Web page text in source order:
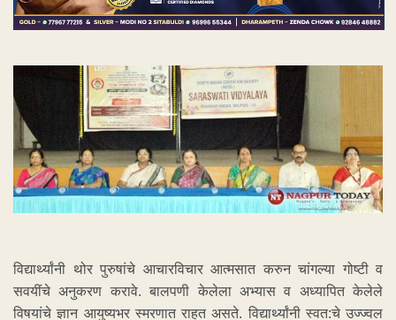
विद्यार्थ्यांनी थोर पुरुषांचे आचारविचार आत्मसात करुन चांगल्या गोष्टी व
सवयींचे अनुकरण करावे. बालपणी केलेला अभ्यास व अध्यापित केलेले
विषयांचे ज्ञान आयुष्यभर स्मरणात राहत असते. विद्यार्थ्यांनी स्वत:चे उज्ज्वल